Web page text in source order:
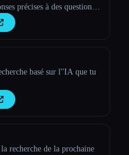
précises à des questions
de grands modèles
basé sur l''IA que tu
recherche de la prochaine